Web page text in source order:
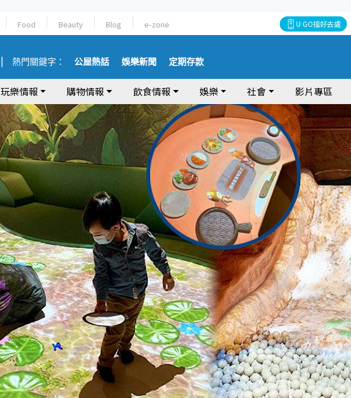
Food Beauty Blog e-zone U GO搵好去處
熱門關鍵字： 公屋熱話 娛樂新聞 定期存款
玩樂情報 購物情報 飲食情報 娛樂 社會 影片專區